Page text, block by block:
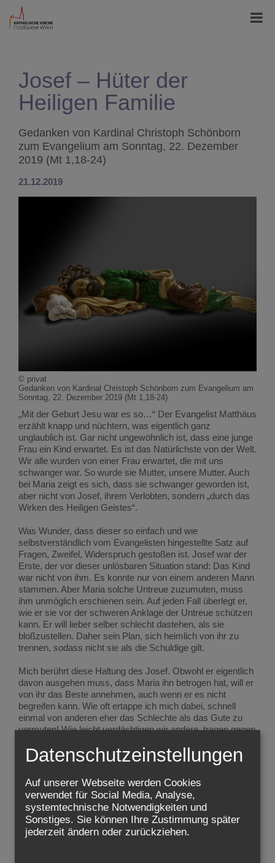
Josef – Hüter der
Heiligen Familie
Gedanken von Kardinal Christoph Schönborn
zum Evangelium am Sonntag, 22. Dezember
2019 (Mt 1,18-24)
21.12.2019
© privat
Gedanken von Kardinal Christoph Schönborn zum Evangelium am
Sonntag, 22. Dezember 2019 (Mt 1,18-24)
„Mit der Geburt Jesu war es so…“ Der Evangelist Matthäus
erzählt knapp und nüchtern, was eigentlich ganz
unglaublich ist. Gar nicht ungewöhnlich ist, dass eine junge
Frau ein Kind erwartet. Es ist das Natürlichste von der Welt.
Wir alle wurden von einer Frau erwartet, die mit uns
schwanger war. So wurde sie Mutter, unsere Mutter. Auch
bei Maria zeigt es sich, dass sie schwanger geworden ist,
aber nicht von Josef, ihrem Verlobten, sondern „durch das
Wirken des Heiligen Geistes“.
Was Wunder, dass dieser so einfach und wie
selbstverständlich vom Evangelisten hingestellte Satz auf
Fragen, Zweifel, Widerspruch gestoßen ist. Josef war der
Erste, der vor dieser unlösbaren Situation stand: Das Kind
war nicht von ihm. Es konnte nur von einem anderen Mann
stammen. Aber Maria solche Untreue zuzumuten, muss
ihm unmöglich erschienen sein. Auf jeden Fall überlegt er,
wie er sie vor der schweren Anklage der Untreue schützen
kann. Er will lieber selber schlecht dastehen, als sie
bloßzustellen. Daher sein Plan, sich heimlich von ihr zu
trennen, sodass nicht sie als die Schuldige gilt.
Mich berührt diese Haltung des Josef. Obwohl er eigentlich
davon ausgehen muss, dass Maria ihn betrogen hat, will er
von ihr das Beste annehmen, auch wenn er es nicht
begreifen kann. Wie oft ertappe ich mich dabei, schnell
einmal von anderen eher das Schlechte als das Gute zu
vermuten! Wie leicht verdächtigen wir andere, tragen gegen
nicht, was mit Maria geschehen ist, aber er bewahrt ihr sein
Wohlwollen, auch wenn alles dagegen zu sprechen scheint.
Diese innere Haltung hat Josef offen gemacht, empfänglich
für das, was Gott ihm dann im Traum zeigt. Träume sind oft
wirr und schwer zu verstehen. Weil Josef ein gerechter
Mann war, ein Mensch mit einem geraden Herzen, konnte
Gott ihm so klar im Traum seine Botschaft geben. Der
Datenschutzeinstellungen
Auf unserer Webseite werden Cookies
verwendet für Social Media, Analyse,
systemtechnische Notwendigkeiten und
Sonstiges. Sie können Ihre Zustimmung später
jederzeit ändern oder zurückziehen.